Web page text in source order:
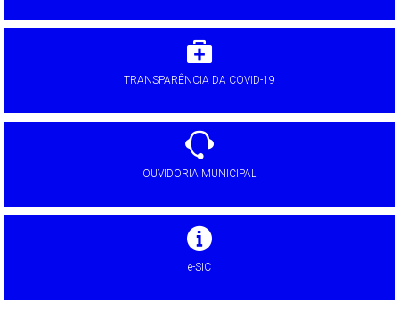
TRANSPARÊNCIA DA COVID-19
OUVIDORIA MUNICIPAL
e-SIC